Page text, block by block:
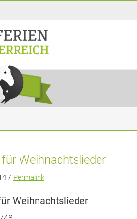
Weihnachtslieder
/ Permalink
Weihnachtslieder